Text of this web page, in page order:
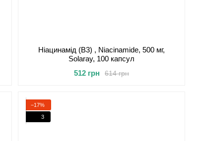
Ніацинамід (В3) , Niacinamide, 500 мг,
Solaray, 100 капсул
614 грн
512 грн
−17%
3